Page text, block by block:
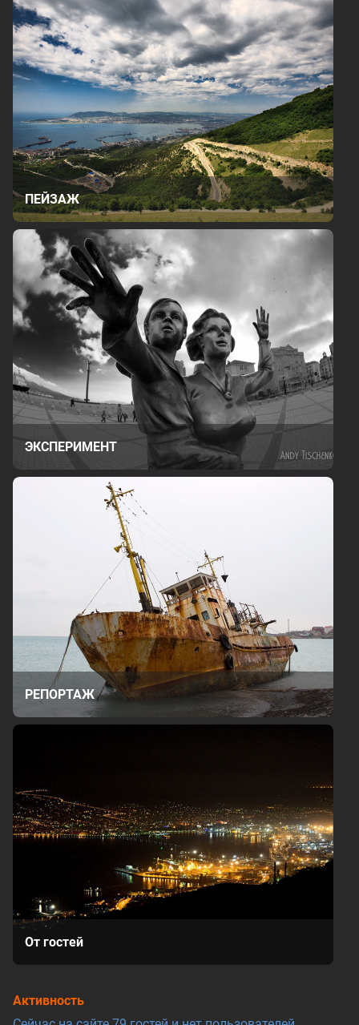
ПЕЙЗАЖ
ЭКСПЕРИМЕНТ
РЕПОРТАЖ
От гостей
Активность